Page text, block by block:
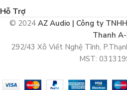
Hỗ Trợ
© 2024 AZ Audio | Công ty
Thanh
292/43 Xô Viết Nghệ Tĩnh,
MST: